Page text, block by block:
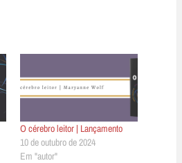
O cérebro leitor | Lançamento
10 de outubro de 2024
Em "autor"